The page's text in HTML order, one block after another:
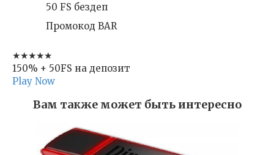
50 FS бездеп
Промокод BAR
★★★★★
150% + 50FS на депозит
Play Now
Вам также может быть интересно